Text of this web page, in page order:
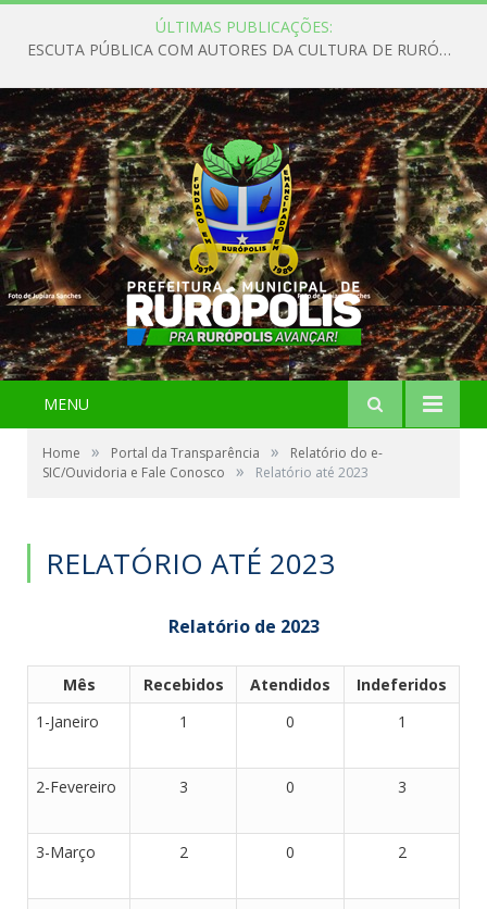
ÚLTIMAS PUBLICAÇÕES:
ESCUTA PÚBLICA COM AUTORES DA CULTURA DE RURÓPOLIS
MENU
Home » Portal da Transparência »
Relatório do e-
SIC/Ouvidoria e Fale Conosco
» Relatório até 2023
RELATÓRIO ATÉ 2023
Relatório de 2023
Mês Recebidos Atendidos
Indeferidos
1-Janeiro
1 0 1
2-Fevereiro 3 0 3
3-Março 2 0 2